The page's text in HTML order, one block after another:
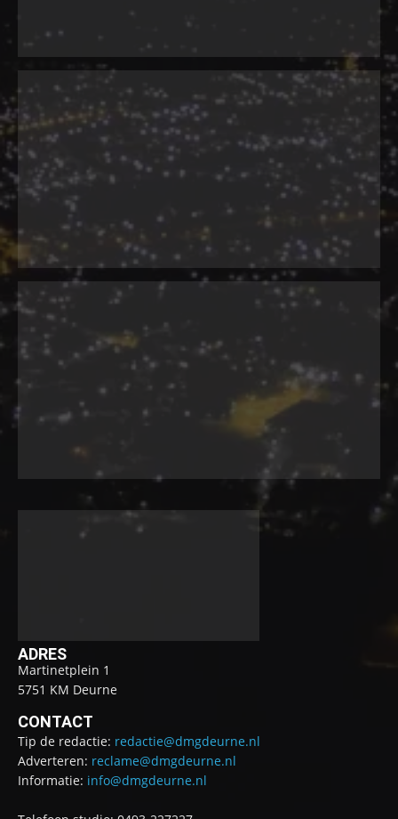
ADRES
Martinetplein 1
5751 KM Deurne
CONTACT
Tip de redactie: redactie@dmgdeurne.nl
Adverteren: reclame@dmgdeurne.nl
Informatie: info@dmgdeurne.nl